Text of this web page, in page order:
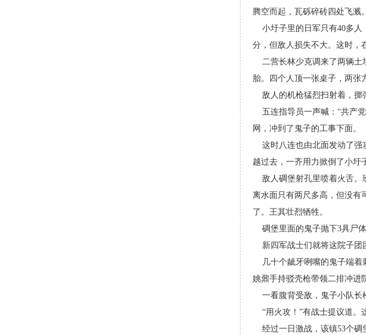
腾空而起，瓦砾碎砖四处飞溅。
小圩子里的日军只有40多人
分，但敌人损失不大。这时，
二营长林少克调来了两辆土
胎。四个人顶一张桌子，两张
敌人的机枪猛烈扫射着，掷
五连指导员一声喊：“共产
网，冲到了鬼子的工事下面。
这时八连也由北面发动了强
越过去，一齐用力掀倒了小圩
敌人碉堡射孔里喷着火舌。
离水面只有两尺多高，但没有
了。王其壮烈牺牲。
碉堡里面的鬼子抛下3具尸
新四军战士们就将这院子团
几十个龇牙咧嘴的鬼子端
姚鼐手持驳壳枪带领二排冲进
一看腹背受敌，鬼子小队长
“用火攻！”有战士提议道。
经过一日激战，该镇53个碉